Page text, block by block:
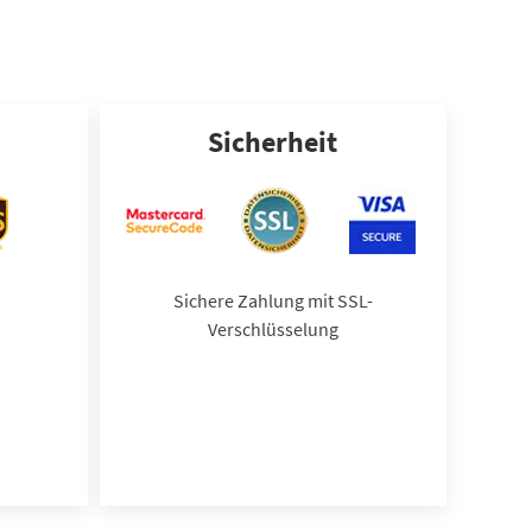
Sicherheit
Sichere Zahlung mit SSL-
Verschlüsselung